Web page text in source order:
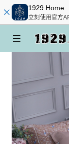
1929 Home
立刻使用官方